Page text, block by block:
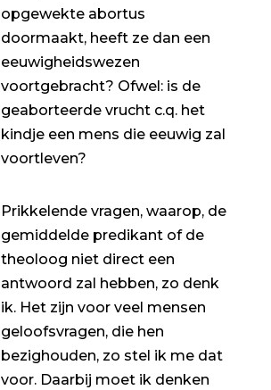
opgewekte abortus
doormaakt, heeft ze dan een
eeuwigheidswezen
voortgebracht? Ofwel: is de
geaborteerde vrucht c.q. het
kindje een mens die eeuwig zal
voortleven?
Prikkelende vragen, waarop, de
gemiddelde predikant of de
theoloog niet direct een
antwoord zal hebben, zo denk
ik. Het zijn voor veel mensen
geloofsvragen, die hen
bezighouden, zo stel ik me dat
voor. Daarbij moet ik denken